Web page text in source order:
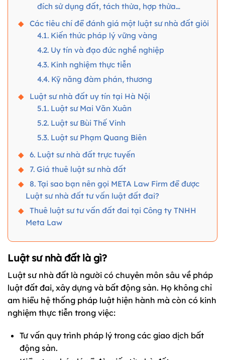
đích sử dụng đất, tách thửa, hợp thửa…
Các tiêu chí để đánh giá một luật sư nhà đất giỏi
4.1. Kiến thức pháp lý vững vàng
4.2. Uy tín và đạo đức nghề nghiệp
4.3. Kinh nghiệm thực tiễn
4.4. Kỹ năng đàm phán, thương
Luật sư nhà đất uy tín tại Hà Nội
5.1. Luật sư Mai Văn Xuân
5.2. Luật sư Bùi Thế Vinh
5.3. Luật sư Phạm Quang Biên
6. Luật sư nhà đất trực tuyến
7. Giá thuê luật sư nhà đất
8. Tại sao bạn nên gọi META Law Firm để được
Luật sư nhà đất tư vấn luật đất đai?
Thuê luật sư tư vấn đất đai tại Công ty TNHH
Meta Law
Luật sư nhà đất là gì?
Luật sư nhà đất là người có chuyên môn sâu về pháp
luật đất đai, xây dựng và bất động sản. Họ không chỉ
am hiểu hệ thống pháp luật hiện hành mà còn có kinh
nghiệm thực tiễn trong việc:
Tư vấn quy trình pháp lý trong các giao dịch bất
động sản.